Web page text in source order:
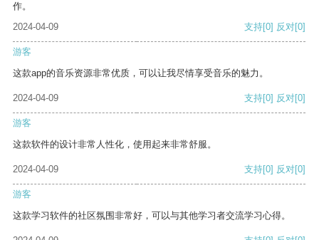
作。
2024-04-09
支持[0] 反对[0]
游客
这款app的音乐资源非常优质，可以让我尽情享受音乐的魅力。
2024-04-09 支持[0] 反对[0]
游客
这款软件的设计非常人性化，使用起来非常舒服。
2024-04-09 支持[0] 反对[0]
游客
这款学习软件的社区氛围非常好，可以与其他学习者交流学习心得。